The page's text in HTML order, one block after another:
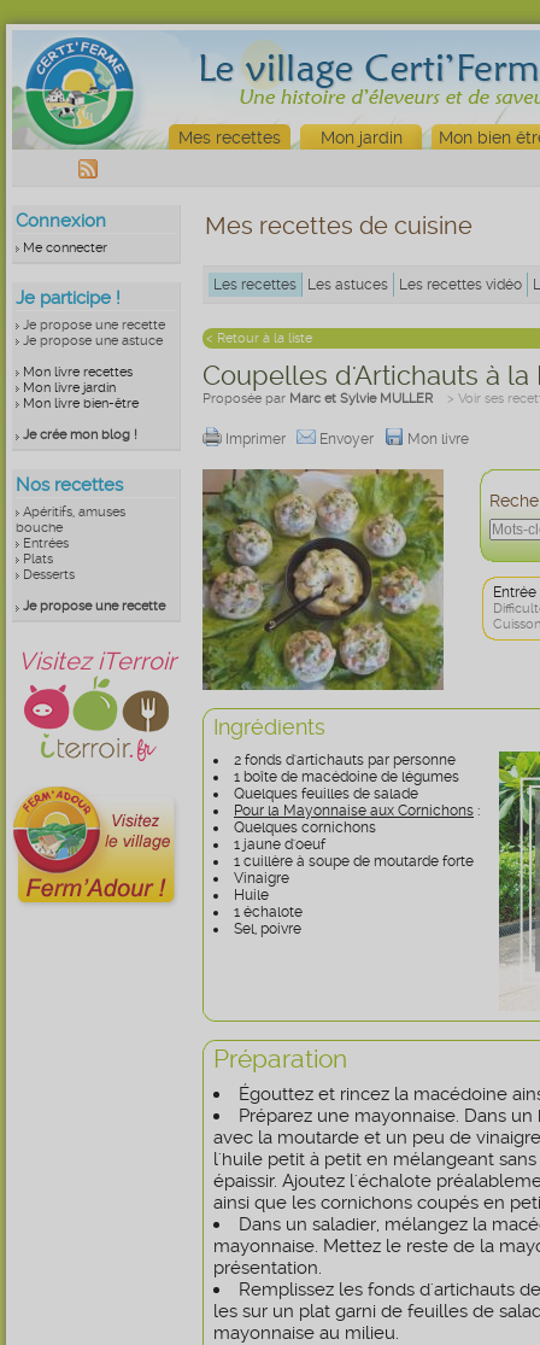
Mes recettes Mon jardin Mon bien
Connexion
Me connecter
Je participe !
Je propose une recette
Je propose une astuce
Mon livre recettes
Mon livre jardin
Mon livre bien-être
Je crée mon blog !
Nos recettes
Apéritifs, amuses
bouche
Entrées
Plats
Desserts
Je propose une recette
Visitez iTerroir
Mes recettes de cuisine
Les recettes Les astuces Les recettes vidéo
< Retour à la liste
Coupelles d'Artichauts à la
Proposée par Marc et Sylvie MULLER > Voir ses
Imprimer Envoyer Mon livre
Entrée
Ingrédients
2 fonds d'artichauts par personne
1 boîte de macédoine de légumes
Quelques feuilles de salade
Pour la Mayonnaise aux Cornichons :
Quelques cornichons
1 jaune d'oeuf
1 cuillère à soupe de moutarde forte
Vinaigre
Huile
1 échalote
Sel, poivre
Préparation
Égouttez et rincez la macédoine
Préparez une mayonnaise. Dans
avec la moutarde et un peu de
l'huile petit à petit en mélangeant
épaissir. Ajoutez l'échalote
ainsi que les cornichons coupés en
Dans un saladier, mélangez la
mayonnaise. Mettez le reste de la
présentation.
Remplissez les fonds d'artichauts
les sur un plat garni de feuilles de
mayonnaise au milieu.